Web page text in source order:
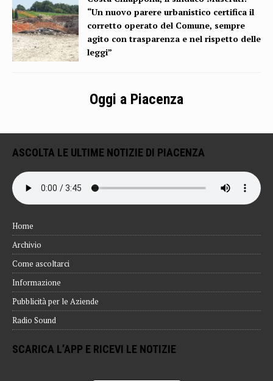
“Un nuovo parere urbanistico certifica il
corretto operato del Comune, sempre
agito con trasparenza e nel rispetto delle
leggi”
Oggi a Piacenza
ASCOLTA LE ULTIME NOTIZIE DI PIACENZA
Home
Archivio
Come ascoltarci
Informazione
Pubblicità per le Aziende
Radio Sound
SCARICA L’APP E RICEVI LE NOTIZIE